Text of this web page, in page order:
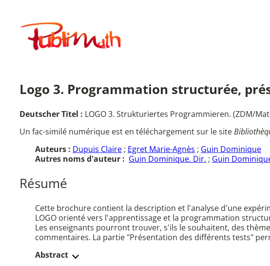
contenuPublimath
Logo 3. Programmation structurée,
Deutscher Titel : LOGO 3. Strukturiertes Programmieren. (ZDM/
Un fac-similé numérique est en téléchargement sur le site
Auteurs : Dupuis Claire ; Egret Marie-Agnès ; Guin Dominique
Autres noms d'auteur : Guin Dominique. Dir. ; Guin
Résumé
Cette brochure contient la description et l'analyse d'une
LOGO orienté vers l'apprentissage et la programmation
Les enseignants pourront trouver, s'ils le souhaitent, des
commentaires. La partie "Présentation des différents tests"
Abstract